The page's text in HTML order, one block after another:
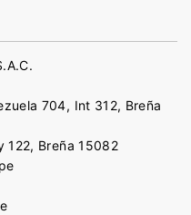
704, Int 312, Breña
122, Breña 15082